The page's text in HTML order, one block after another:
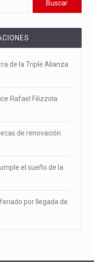
de la Triple Alianza
Rafael Filizzola
de renovación
el sueño de la
por llegada de